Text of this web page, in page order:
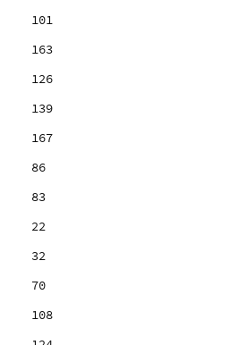
101
163
126
139
167
86
83
22
32
70
108